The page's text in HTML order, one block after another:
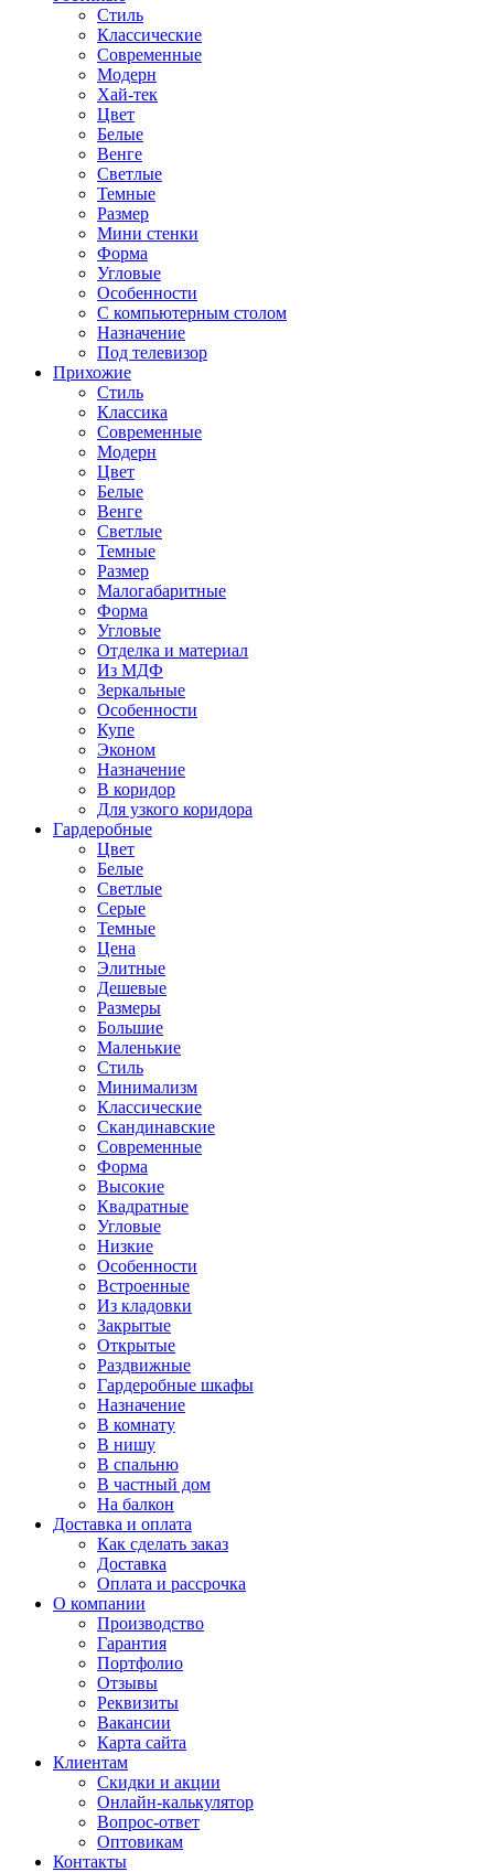
Стиль
Классические
Современные
Модерн
Хай-тек
Цвет
Белые
Венге
Светлые
Темные
Размер
Мини стенки
Форма
Угловые
Особенности
С компьютерным столом
Назначение
Под телевизор
Прихожие
Стиль
Классика
Современные
Модерн
Цвет
Белые
Венге
Светлые
Темные
Размер
Малогабаритные
Форма
Угловые
Отделка и материал
Из МДФ
Зеркальные
Особенности
Купе
Эконом
Назначение
В коридор
Для узкого коридора
Гардеробные
Цвет
Белые
Светлые
Серые
Темные
Цена
Элитные
Дешевые
Размеры
Большие
Маленькие
Стиль
Минимализм
Классические
Скандинавские
Современные
Форма
Высокие
Квадратные
Угловые
Низкие
Особенности
Встроенные
Из кладовки
Закрытые
Открытые
Раздвижные
Гардеробные шкафы
Назначение
В комнату
В нишу
В спальню
В частный дом
На балкон
Доставка и оплата
Как сделать заказ
Доставка
Оплата и рассрочка
О компании
Производство
Гарантия
Портфолио
Отзывы
Реквизиты
Вакансии
Карта сайта
Клиентам
Скидки и акции
Онлайн-калькулятор
Вопрос-ответ
Оптовикам
Контакты